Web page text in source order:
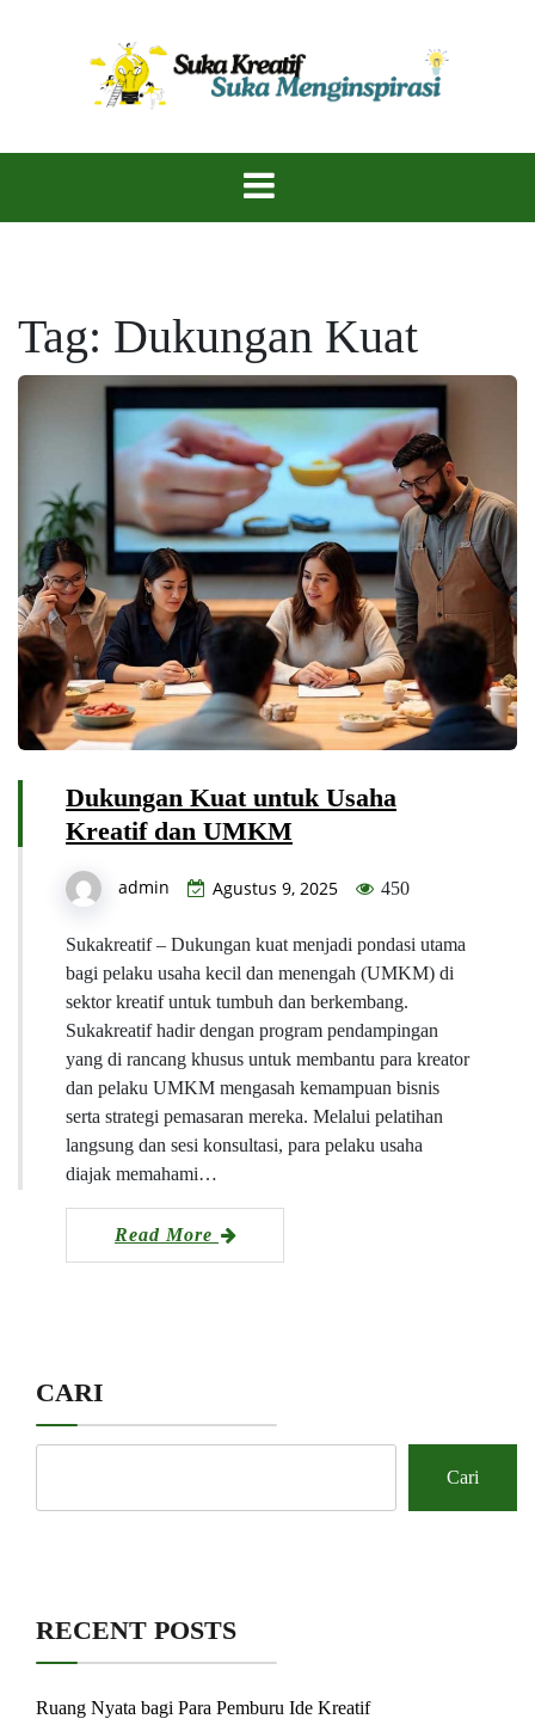
Suka Kreatif
Tag: Dukungan Kuat
Dukungan Kuat untuk Usaha
Kreatif dan UMKM
admin Agustus 9, 2025 450
Sukakreatif – Dukungan kuat menjadi pondasi utama
bagi pelaku usaha kecil dan menengah (UMKM) di
sektor kreatif untuk tumbuh dan berkembang.
Sukakreatif hadir dengan program pendampingan
yang di rancang khusus untuk membantu para kreator
dan pelaku UMKM mengasah kemampuan bisnis
serta strategi pemasaran mereka. Melalui pelatihan
langsung dan sesi konsultasi, para pelaku usaha
diajak memahami…
Read More
CARI
Cari
RECENT POSTS
Ruang Nyata bagi Para Pemburu Ide Kreatif